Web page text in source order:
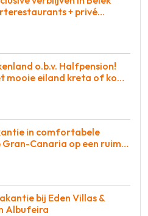
+ privé
€658 = BOEKEN!
o.b.v. Halfpension!
mooie eiland kreta of kom
in comfortabele
Gran-Canaria op een ruim
bij Eden Villas &
Albufeira